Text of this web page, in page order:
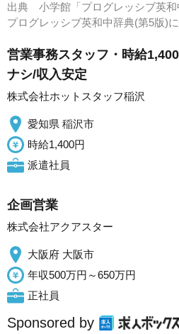
出典 小学館「プログレッシブ英和
プログレッシブ英和中辞典(第5版
営業事務スタッフ・時給
ナシ/収入安定
株式会社ホットスタッフ稲沢
愛知県 稲沢市
時給1,400円
派遣社員
企画営業
株式会社アクアスター
大阪府 大阪市
年収500万円～650万円
正社員
Sponsored by